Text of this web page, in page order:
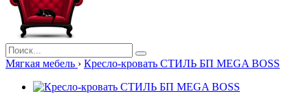
Мягкая мебель › Кресло-кровать СТИЛЬ БП MEGA BOSS